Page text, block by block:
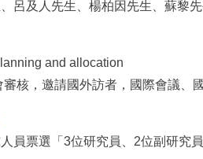
呂及人先生、楊柏因先生、蘇黎
and allocation
審核，邀請國外訪者，國際會議、
員票選「3位研究員、2位副研究